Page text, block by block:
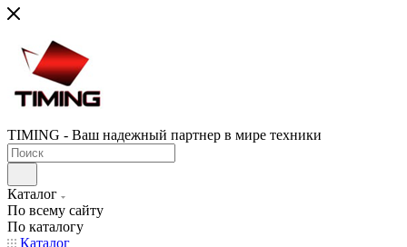
TIMING - Ваш надежный партнер в мире техники
Каталог
По всему сайту
По каталогу
Каталог